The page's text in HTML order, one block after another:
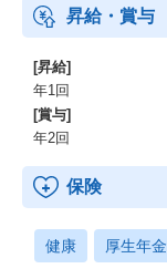
昇給・賞与
[昇給]
年1回
[賞与]
年2回
保険
健康 厚生年金